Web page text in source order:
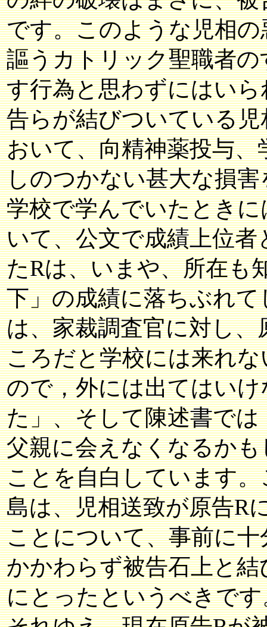
です。このような児相
謳うカトリック聖職者
す行為と思わずにはい
告らが結びついている
おいて、向精神薬投与
しのつかない甚大な損
学校で学んでいたとき
いて、公文で成績上位
たRは、いまや、所在も
下」の成績に落ちぶれ
は、家裁調査官に対し
ころだと学校には来れ
ので，外には出てはい
た」、そして陳述書で
父親に会えなくなるか
ことを自白しています
島は、児相送致が原告R
ことについて、事前に
かかわらず被告石上と
にとったというべきです